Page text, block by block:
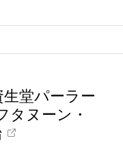
堂パーラー
タヌーン・